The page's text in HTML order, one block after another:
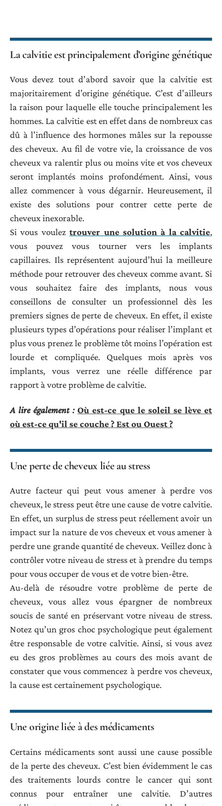
La calvitie est principalement d’origine génétique
Vous devez tout d’abord savoir que la calvitie est
majoritairement d’origine génétique. C’est d’ailleurs
la raison pour laquelle elle touche principalement les
hommes. La calvitie est en effet dans de nombreux cas
dû à l’influence des hormones mâles sur la repousse
des cheveux. Au fil de votre vie, la croissance de vos
cheveux va ralentir plus ou moins vite et vos cheveux
seront implantés moins profondément. Ainsi, vous
allez commencer à vous dégarnir. Heureusement, il
existe des solutions pour contrer cette perte de
cheveux inexorable.
Si vous vouleztrouver une solution à la calvitie,
vous pouvez vous tourner vers les implants
capillaires. Ils représentent aujourd’hui la meilleure
méthode pour retrouver des cheveux comme avant. Si
vous souhaitez faire des implants, nous vous
conseillons de consulter un professionnel dès les
premiers signes de perte de cheveux. En effet, il existe
plusieurs types d’opérations pour réaliser l’implant et
plus vous prenez le problème tôt moins l’opération est
lourde et compliquée. Quelques mois après vos
implants, vous verrez une réelle différence par
rapport à votre problème de calvitie.
A lire également : Où est-ce que le soleil se lève et
où est-ce qu'il se couche ? Est ou Ouest ?
Une perte de cheveux liée au stress
Autre facteur qui peut vous amener à perdre vos
cheveux, le stress peut être une cause de votre calvitie.
En effet, un surplus de stress peut réellement avoir un
impact sur la nature de vos cheveux et vous amener à
perdre une grande quantité de cheveux. Veillez donc à
contrôler votre niveau de stress et à prendre du temps
pour vous occuper de vous et de votre bien-être.
Au-delà de résoudre votre problème de perte de
cheveux, vous allez vous épargner de nombreux
soucis de santé en préservant votre niveau de stress.
Notez qu’un gros choc psychologique peut également
être responsable de votre calvitie. Ainsi, si vous avez
eu des gros problèmes au cours des mois avant de
constater que vous commencez à perdre vos cheveux,
la cause est certainement psychologique.
Une origine liée à des médicaments
Certains médicaments sont aussi une cause possible
de la perte des cheveux. C’est bien évidemment le cas
des traitements lourds contre le cancer qui sont
connus pour entraîner une calvitie. D’autres